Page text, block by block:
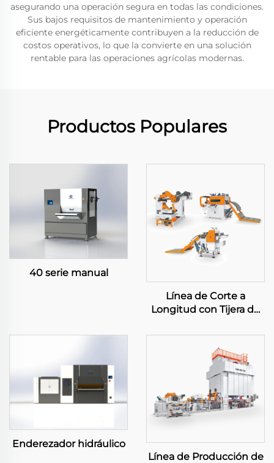
asegurando una operación segura en todas las condiciones.
Sus bajos requisitos de mantenimiento y operación
eficiente energéticamente contribuyen a la reducción de
costos operativos, lo que la convierte en una solución
rentable para las operaciones agrícolas modernas.
Productos Populares
40 serie manual
Línea de Corte a
Longitud con Tijera de
Enderezador hidráulico
Línea de Producción de